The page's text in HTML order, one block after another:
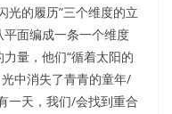
光的履历”三个维度的立
面编成一条一个维度
量，他们“循着太阳的
光中消失了青青的童年/
一天，我们/会找到重合